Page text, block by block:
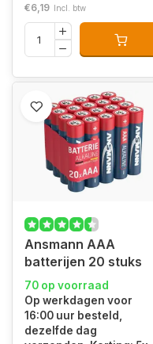
€6,19 Incl. btw
Ansmann AAA
batterijen 20 stuks
70 op voorraad
Op werkdagen voor
16:00 uur besteld,
dezelfde dag